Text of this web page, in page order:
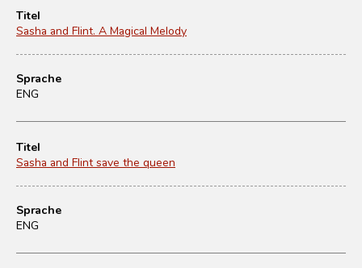
Titel
Sasha and Flint. A Magical Melody
Sprache
ENG
Titel
Sasha and Flint save the queen
Sprache
ENG